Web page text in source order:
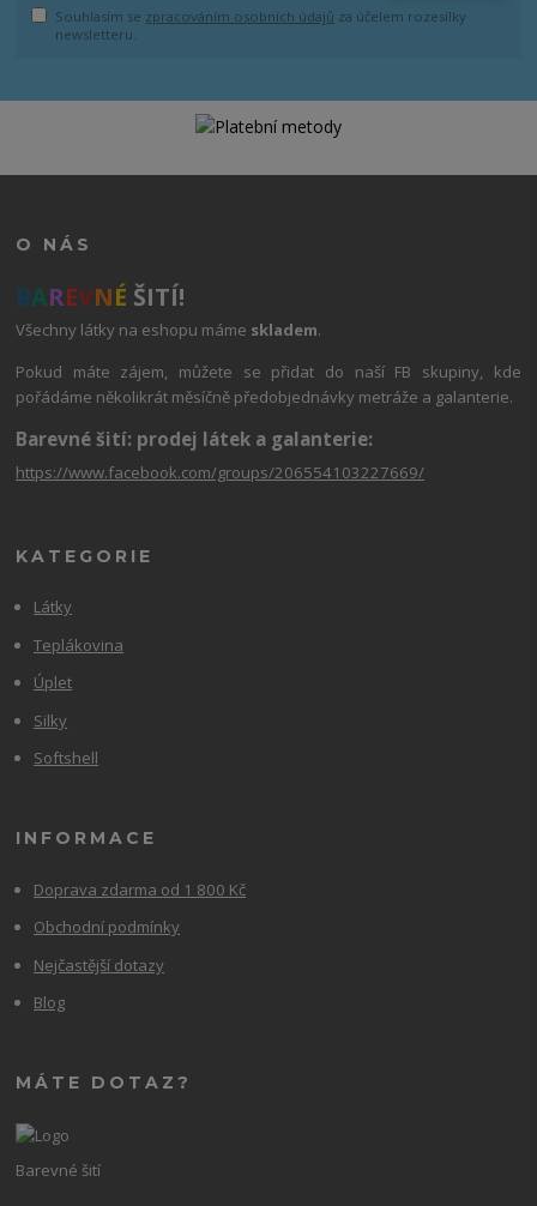
Souhlasím se zpracováním osobních údajů za účelem rozesílky
newsletteru.
O NÁS
BAREVNÉ ŠITÍ!
Všechny látky na eshopu máme skladem.
Pokud máte zájem, můžete se přidat do naší FB skupiny, kde
pořádáme několikrát měsíčně předobjednávky metráže a galanterie.
Barevné šití: prodej látek a galanterie:
https://www.facebook.com/groups/206554103227669/
KATEGORIE
Látky
Teplákovina
Úplet
Silky
Softshell
INFORMACE
Doprava zdarma od 1 800 Kč
Obchodní podmínky
Nejčastější dotazy
Blog
MÁTE DOTAZ?
Barevné šití